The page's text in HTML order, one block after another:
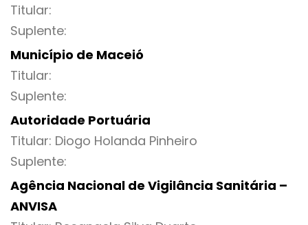
Titular:
Suplente:
Município de Maceió
Titular:
Suplente:
Autoridade Portuária
Titular: Diogo Holanda Pinheiro
Suplente:
Agência Nacional de Vigilância Sanitária –
ANVISA